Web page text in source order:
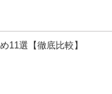
11選【徹底比較】